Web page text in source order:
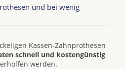
und bei wenig
Kassen-Zahnprothesen
schnell und kostengünstig
werden.